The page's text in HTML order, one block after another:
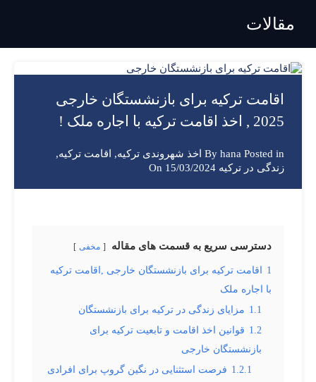
مقالات
اقامت ترکیه برای بازنشستگان خارجی
2025 , اخذ اقامت ترکیه با اجاره ملک !
By hana Posted in اخذ شهروندی ترکیه, اقامت ترکیه,
زندگی در ترکیه 15/03/2024
دسترسی سریع به قسمت های مقاله مخفی
1
اقامت ترکیه برای بازنشستگان خارجی ,اقامت ترکیه
با اجاره ملک
1.1 مزایای زندگی در ترکیه برای بازنشستگان
1.2 قوانین اخذ اقامت و تابعیت ترکیه برای
بازنشستگان خارجی
1.2.1 فرصت استثنایی در نگین گروپ برای افرادی